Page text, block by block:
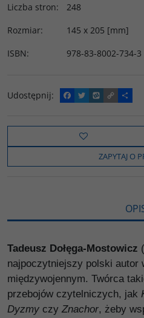
Liczba stron:
248
Rozmiar:
145 x 205 [mm]
ISBN: 978-83-8002-734-3
Udostępnij:
F
a
e
o
k
T
w
t
t
e
W
y
o
C
o
y
i
n
k
P
o
z
e
l
s
ZAPYTAJ O
Tadeusz Dołęga-Mostowicz
najpoczytniejszy polski autor
międzywojennym. Twórca
przebojów czytelniczych, jak
Dyzmy czy Znachor, żeby